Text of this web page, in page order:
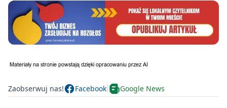
Zaobserwuj nas! Facebook Google News